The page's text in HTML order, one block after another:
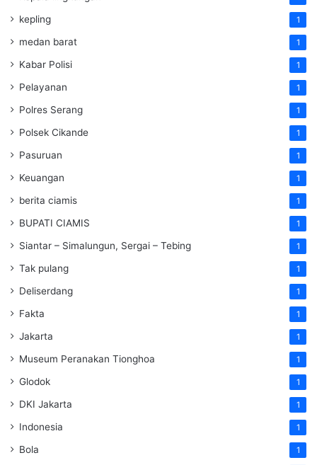
kepling 1
medan barat 1
Kabar Polisi 1
Pelayanan 1
Polres Serang 1
Polsek Cikande 1
Pasuruan 1
Keuangan 1
berita ciamis 1
BUPATI CIAMIS 1
Siantar – Simalungun, Sergai – Tebing 1
Tak pulang 1
Deliserdang 1
Fakta 1
Jakarta 1
Museum Peranakan Tionghoa 1
Glodok 1
DKI Jakarta 1
Indonesia 1
Bola 1